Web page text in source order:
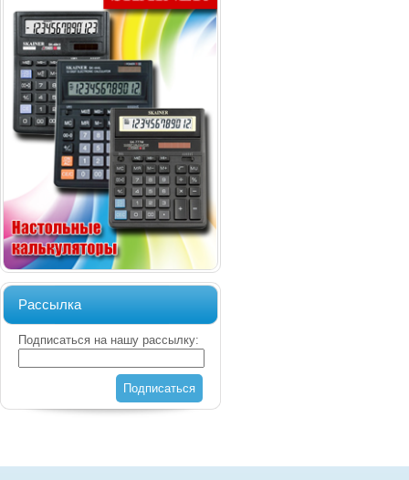
Рассылка
Подписаться на нашу рассылку:
Подписаться